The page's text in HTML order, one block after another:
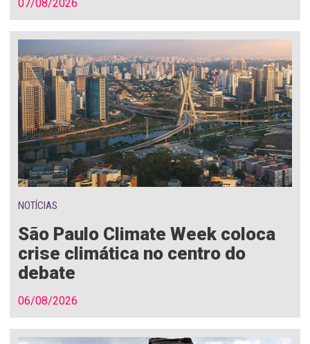
07/08/2026
NOTÍCIAS
São Paulo Climate Week coloca
crise climática no centro do
debate
06/08/2026